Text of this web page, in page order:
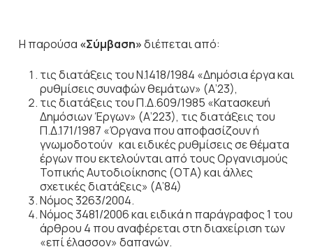
Η παρούσα «Σύμβαση»διέπεται από:
τις διατάξεις του Ν.1418/1984 «Δημόσια έργα και
ρυθμίσεις συναφών θεμάτων» (Α’23),
τις διατάξεις του Π.Δ.609/1985 «Κατασκευή
Δημόσιων Έργων» (Α’223), τις διατάξεις του
Π.Δ.171/1987 «Όργανα που αποφασίζουν ή
γνωμοδοτούν και ειδικές ρυθμίσεις σε θέματα
έργων που εκτελούνται από τους Οργανισμούς
Τοπικής Αυτοδιοίκησης (ΟΤΑ) και άλλες
σχετικές διατάξεις» (Α’84)
Νόμος 3263/2004.
Νόμος 3481/2006 και ειδικά η παράγραφος 1 του
άρθρου 4 που αναφέρεται στη διαχείριση των
«επί έλασσον» δαπανών.